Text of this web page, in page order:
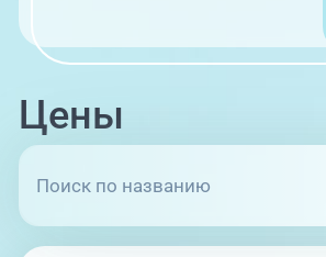
Цены